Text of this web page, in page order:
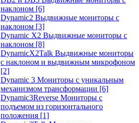
наклоном [6]
Dynamic2 Выдвижные мониторы с
наклоном [3]
Dynamic X2 Выдвижные мониторы с
наклоном [8]
DynamicX2Talk Выдвижные мониторы
с наклоном и выдвижным микрофоном
[2]
Dynamic 3 Мониторы с уникальным
механизмом трансформации [6]
Dynamic3Reverse Мониторы с
подъемом из горизонтального
положения [1]